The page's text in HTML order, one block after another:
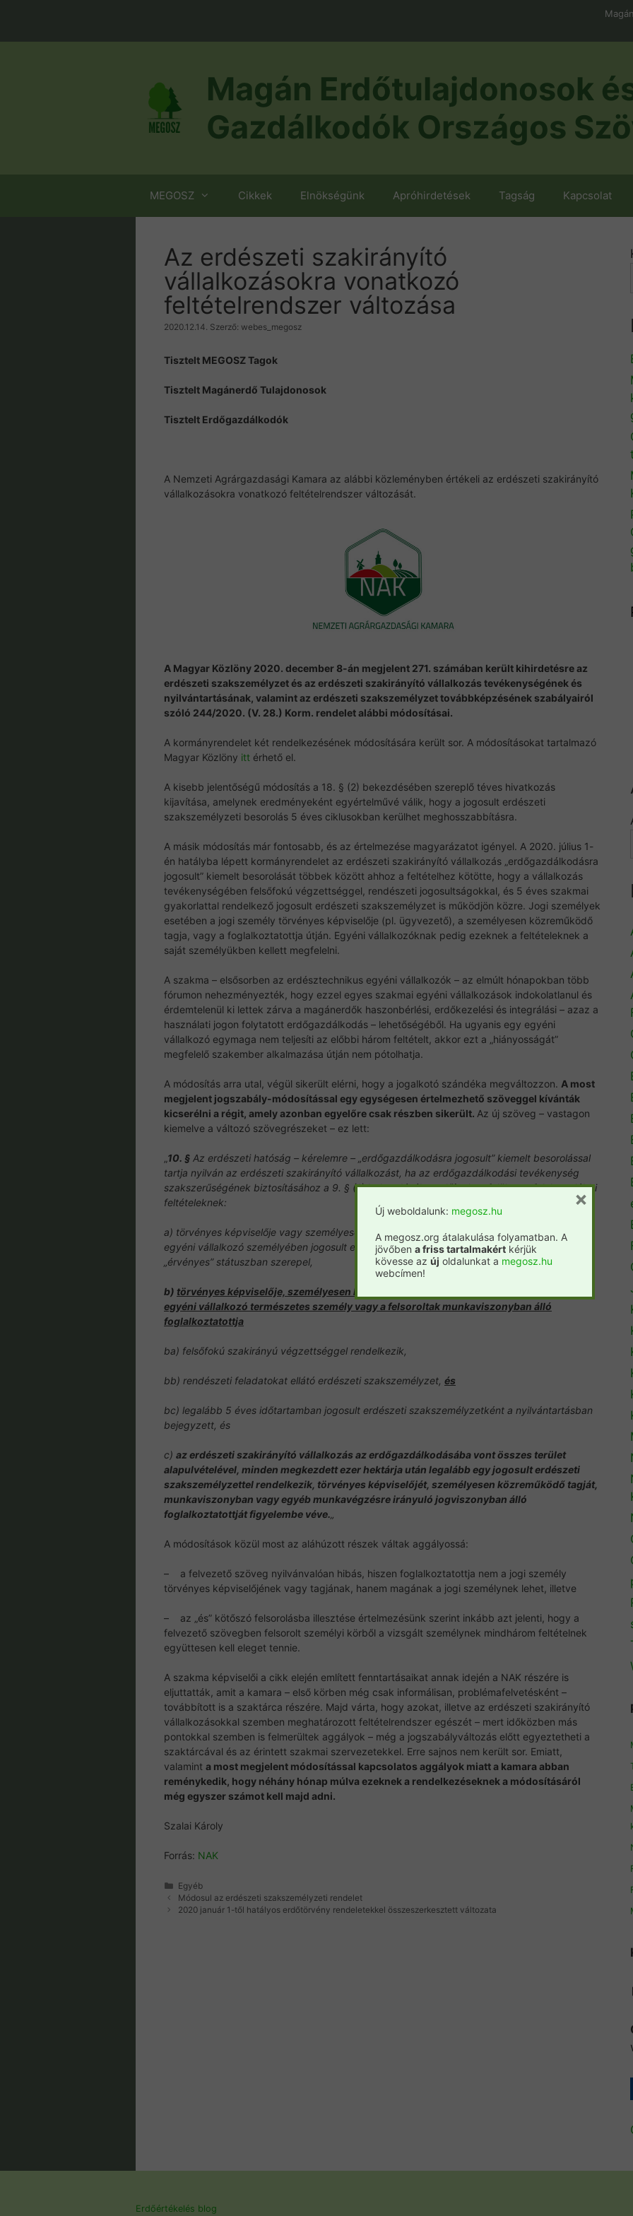
Magán Erdőtulajdonosok
Gazdálkodók Országos
MEGOSZ Cikkek Elnökségünk Apróhirdetések Tagság Kapcsolat
Az erdészeti szakirányító
vállalkozásokra vonatkozó
feltételrendszer változása
2020.12.14. Szerző: webes_megosz
Tisztelt MEGOSZ Tagok
Tisztelt Magánerdő Tulajdonosok
Tisztelt Erdőgazdálkodók
A Nemzeti Agrárgazdasági Kamara az alábbi közleményben értékeli az erdészeti szakirányító
vállalkozásokra vonatkozó feltételrendszer változását.
A Magyar Közlöny 2020. december 8-án megjelent 271. számában került kihirdetésre az
erdészeti szakszemélyzet és az erdészeti szakirányító vállalkozás tevékenységének és
nyilvántartásának, valamint az erdészeti szakszemélyzet továbbképzésének szabályairól
szóló 244/2020. (V. 28.) Korm. rendelet alábbi módosításai.
A kormányrendelet két rendelkezésének módosítására került sor. A módosításokat tartalmazó
Magyar Közlöny itt érhető el.
A kisebb jelentőségű módosítás a 18. § (2) bekezdésében szereplő téves hivatkozás
kijavítása, amelynek eredményeként egyértelművé válik, hogy a jogosult erdészeti
szakszemélyzeti besorolás 5 éves ciklusokban kerülhet meghosszabbításra.
A másik módosítás már fontosabb, és az értelmezése magyarázatot igényel. A 2020. július 1-
én hatályba lépett kormányrendelet az erdészeti szakirányító vállalkozás „erdőgazdálkodásra
jogosult” kiemelt besorolását többek között ahhoz a feltételhez kötötte, hogy a vállalkozás
tevékenységében felsőfokú végzettséggel, rendészeti jogosultságokkal, és 5 éves szakmai
gyakorlattal rendelkező jogosult erdészeti szakszemélyzet is működjön közre. Jogi személyek
esetében a jogi személy törvényes képviselője (pl. ügyvezető), a személyesen közreműködő
tagja, vagy a foglalkoztatottja útján. Egyéni vállalkozóknak pedig ezeknek a feltételeknek a
saját személyükben kellett megfelelni.
A szakma – elsősorben az erdésztechnikus egyéni vállalkozók – az elmúlt hónapokban több
fórumon nehezményezték, hogy ezzel egyes szakmai egyéni vállalkozások indokolatlanul és
érdemtelenül ki lettek zárva a magánerdők haszonbérlési, erdőkezelési és integrálási – azaz a
használati jogon folytatott erdőgazdálkodás – lehetőségéből. Ha ugyanis egy egyéni
vállalkozó egymaga nem teljesíti az előbbi három feltételt, akkor ezt a „hiányosságát”
megfelelő szakember alkalmazása útján nem pótolhatja.
A módosítás arra utal, végül sikerült elérni, hogy a jogalkotó szándéka megváltozzon. A most
megjelent jogszabály-módosítással egy egységesen értelmezhető szöveggel kívánták
kicserélni a régit, amely azonban egyelőre csak részben sikerült. Az új szöveg – vastagon
kiemelve a változó szövegrészeket – ez lett:
10. § Az erdészeti hatóság – kérelemre – „erdőgazdálkodásra jogosult” kiemelt besorolással
tartja nyilván az erdészeti szakirányító vállalkozást, ha az erdőgazdálkodási tevékenység
szakszerűségének biztosításához a 9. § (1) bekezdésében előírtakon felül, megfelel az alábbi
feltételeknek:
a) törvényes képviselője vagy személyesen közreműködő tagja, egyéni vállalkozó esetén az
egyéni vállalkozó személyében jogosult erdészeti szakszemélyzetként a nyilvántartásban
„érvényes” státuszban szerepel,
b) törvényes képviselője, személyesen közreműködő tagja, egyéni vállalkozó esetén az
egyéni vállalkozó természetes személy vagy a felsoroltak munkaviszonyban álló
foglalkoztatottja
ba) felsőfokú szakirányú végzettséggel rendelkezik,
bb) rendészeti feladatokat ellátó erdészeti szakszemélyzet, és
bc) legalább 5 éves időtartamban jogosult erdészeti szakszemélyzetként a nyilvántartásban
bejegyzett, és
c) az erdészeti szakirányító vállalkozás az erdőgazdálkodásába vont összes terület
alapulvételével, minden megkezdett ezer hektárja után legalább egy jogosult erdészeti
szakszemélyzettel rendelkezik, törvényes képviselőjét, személyesen közreműködő tagját,
munkaviszonyban vagy egyéb munkavégzésre irányuló jogviszonyban álló
foglalkoztatottját figyelembe véve.
A módosítások közül most az aláhúzott részek váltak aggályossá:
– a felvezető szöveg nyilvánvalóan hibás, hiszen foglalkoztatottja nem a jogi személy
törvényes képviselőjének vagy tagjának, hanem magának a jogi személynek lehet, illetve
– az „és” kötőszó felsorolásba illesztése értelmezésünk szerint inkább azt jelenti, hogy a
felvezető szövegben felsorolt személyi körből a vizsgált személynek mindhárom feltételnek
együttesen kell eleget tennie.
A szakma képviselői a cikk elején említett fenntartásaikat annak idején a NAK részére is
eljuttatták, amit a kamara – első körben még csak informálisan, problémafelvetésként –
továbbított is a szaktárca részére. Majd várta, hogy azokat, illetve az erdészeti szakirányító
vállalkozásokkal szemben meghatározott feltételrendszer egészét – mert időközben más
pontokkal szemben is felmerültek aggályok – még a jogszabályváltozás előtt egyeztetheti a
szaktárcával és az érintett szakmai szervezetekkel. Erre sajnos nem került sor. Emiatt,
valamint a most megjelent módosítással kapcsolatos aggályok miatt a kamara abban
reménykedik, hogy néhány hónap múlva ezeknek a rendelkezéseknek a módosításáról
még egyszer számot kell majd adni.
Szalai Károly
Forrás: NAK
Kategória
Egyéb
Módosul az erdészeti szakszemélyzeti rendelet
2020 január 1-től hatályos erdőtörvény rendeletekkel összeszerkesztett változata
Erdőértékelés blog
Új weboldalunk: megosz.hu
A megosz.org átalakulása folyamatban. A
jövőben a friss tartalmakért kérjük
kövesse az új oldalunkat a megosz.hu
webcímen!
×